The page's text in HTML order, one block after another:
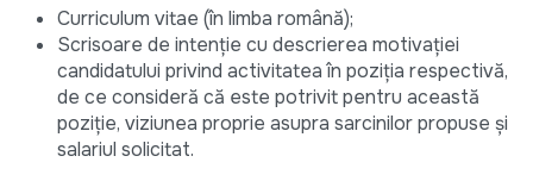
Curriculum vitae (în limba română);
Scrisoare de intenție cu descrierea motivației
candidatului privind activitatea în poziția respectivă,
de ce consideră că este potrivit pentru această
poziție, viziunea proprie asupra sarcinilor propuse și
salariul solicitat.